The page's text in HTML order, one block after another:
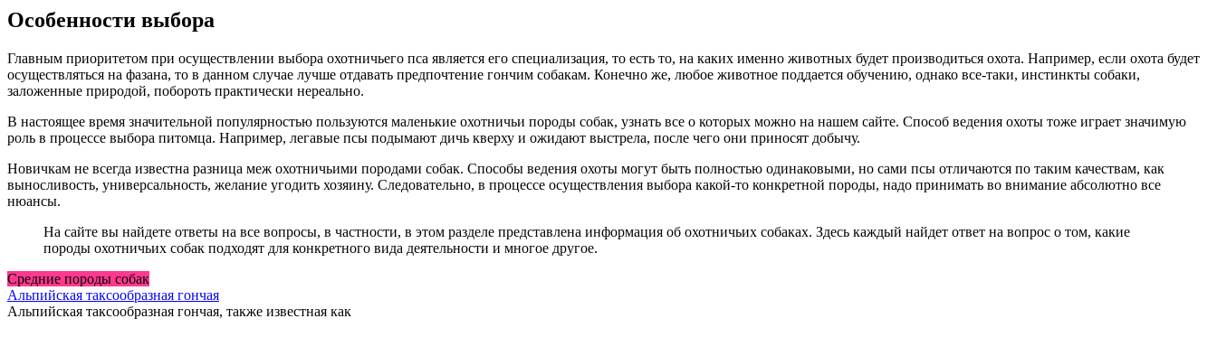
Особенности выбора
Главным приоритетом при осуществлении выбора охотничьего пса является его специализация, то есть то, на каких именно животных будет производиться охота. Например, если охота будет
осуществляться на фазана, то в данном случае лучше отдавать предпочтение гончим собакам. Конечно же, любое животное поддается обучению, однако все-таки, инстинкты собаки,
заложенные природой, побороть практически нереально.
В настоящее время значительной популярностью пользуются маленькие охотничьи породы собак, узнать все о которых можно на нашем сайте. Способ ведения охоты тоже играет значимую
роль в процессе выбора питомца. Например, легавые псы подымают дичь кверху и ожидают выстрела, после чего они приносят добычу.
Новичкам не всегда известна разница меж охотничьими породами собак. Способы ведения охоты могут быть полностью одинаковыми, но сами псы отличаются по таким качествам, как
выносливость, универсальность, желание угодить хозяину. Следовательно, в процессе осуществления выбора какой-то конкретной породы, надо принимать во внимание абсолютно все
нюансы.
На сайте вы найдете ответы на все вопросы, в частности, в этом разделе представлена информация об охотничьих собаках. Здесь каждый найдет ответ на вопрос о том, какие
породы охотничьих собак подходят для конкретного вида деятельности и многое другое.
Средние породы собак
Альпийская таксообразная гончая
Альпийская таксообразная гончая, также известная как